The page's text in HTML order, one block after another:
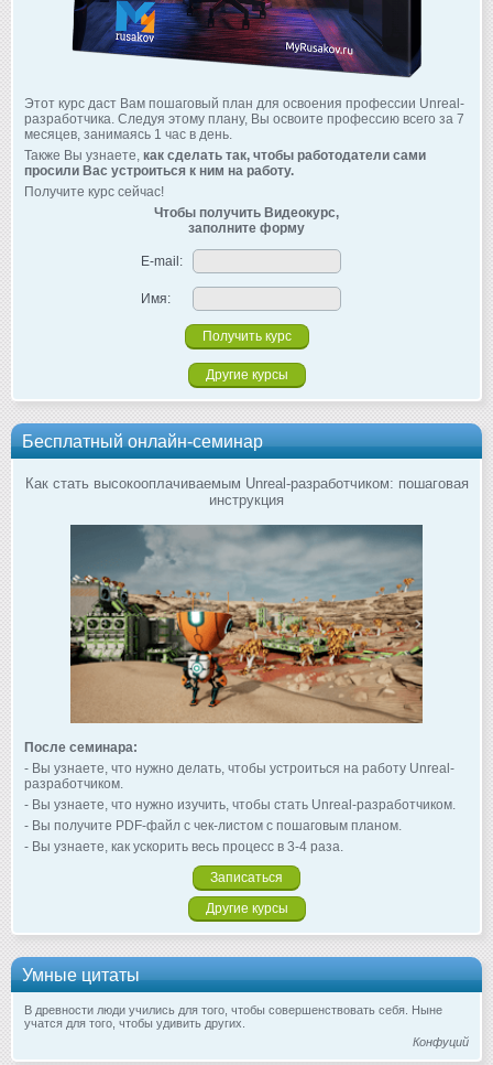
Этот курс даст Вам пошаговый план для освоения профессии Unreal-
разработчика. Следуя этому плану, Вы освоите профессию всего за 7
месяцев, занимаясь 1 час в день.
Также Вы узнаете, как сделать так, чтобы работодатели сами
просили Вас устроиться к ним на работу.
Получите курс сейчас!
Чтобы получить Видеокурс,
заполните форму
E-mail:
Имя:
Другие курсы
Бесплатный онлайн-семинар
Как стать высокооплачиваемым Unreal-разработчиком: пошаговая
инструкция
После семинара:
- Вы узнаете, что нужно делать, чтобы устроиться на работу Unreal-
разработчиком.
- Вы узнаете, что нужно изучить, чтобы стать Unreal-разработчиком.
- Вы получите PDF-файл с чек-листом с пошаговым планом.
- Вы узнаете, как ускорить весь процесс в 3-4 раза.
Записаться
Другие курсы
Умные цитаты
В древности люди учились для того, чтобы совершенствовать себя. Ныне
учатся для того, чтобы удивить других.
Конфуций